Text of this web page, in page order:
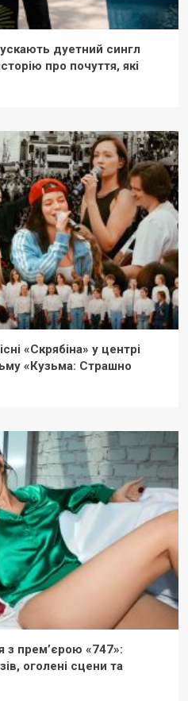
дуетний сингл
про почуття, які
«Скрябіна» у центрі
«Кузьма: Страшно
з прем’єрою «747»:
оголені сцени та